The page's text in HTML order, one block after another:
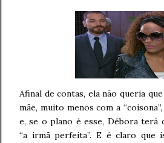
Afinal de contas, ela não queria
mãe, muito menos com a
e, se o plano é esse, Débora terá
“a irmã perfeita”. E é claro que